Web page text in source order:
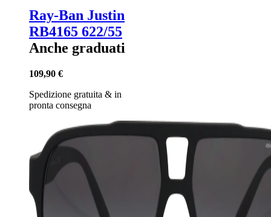
Ray-Ban Justin
RB4165 622/55
Anche graduati
109,90 €
Spedizione gratuita & in
pronta consegna